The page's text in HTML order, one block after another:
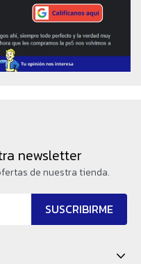
newsletter
de nuestra tienda.
SUSCRIBIRME